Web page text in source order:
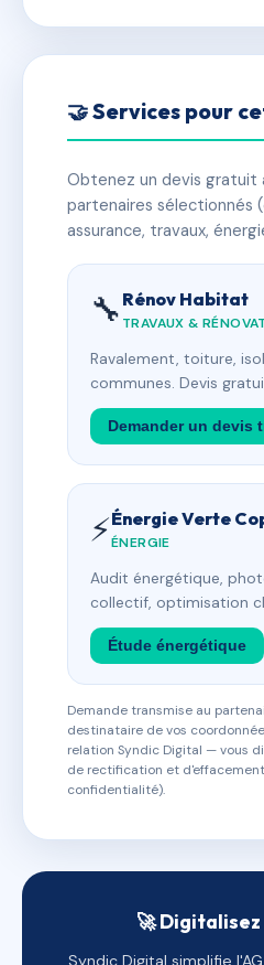
🤝 Services pour
Obtenez un devis gratuit
partenaires sélectionnés
assurance, travaux,
🔧 Rénov Habitat
TRAVAUX &
Ravalement, toiture,
communes. Devis
Demander un devis
⚡Énergie Verte
ÉNERGIE
Audit énergétique,
collectif, optimisation
Étude énergétique
Demande transmise au
destinataire de vos
relation Syndic Digital — vous
de rectification et
confidentialité).
🚀
Syndic Digital simplifie